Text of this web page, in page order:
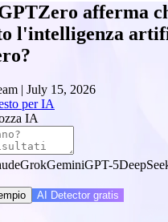
afferma
l'intelligenza
| July 15, 2026
per IA
IA
GrokGeminiGPT-5
AI Detector gratis